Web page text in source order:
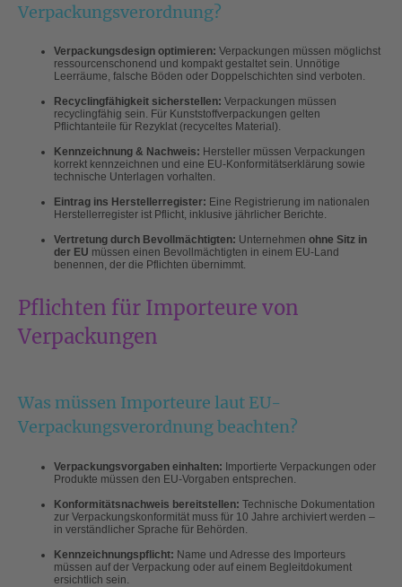
Verpackungsverordnung?
Verpackungsdesign optimieren: Verpackungen müssen möglichst
ressourcenschonend und kompakt gestaltet sein. Unnötige
Leerräume, falsche Böden oder Doppelschichten sind verboten.
Recyclingfähigkeit sicherstellen: Verpackungen müssen
recyclingfähig sein. Für Kunststoffverpackungen gelten
Pflichtanteile für Rezyklat (recyceltes Material).
Kennzeichnung & Nachweis: Hersteller müssen Verpackungen
korrekt kennzeichnen und eine EU-Konformitätserklärung sowie
technische Unterlagen vorhalten.
Eintrag ins Herstellerregister: Eine Registrierung im nationalen
Herstellerregister ist Pflicht, inklusive jährlicher Berichte.
Vertretung durch Bevollmächtigten: Unternehmen ohne Sitz in
der EU müssen einen Bevollmächtigten in einem EU-Land
benennen, der die Pflichten übernimmt.
Pflichten für Importeure von
Verpackungen
Was müssen Importeure laut EU-
Verpackungsverordnung beachten?
Verpackungsvorgaben einhalten: Importierte Verpackungen oder
Produkte müssen den EU-Vorgaben entsprechen.
Konformitätsnachweis bereitstellen: Technische Dokumentation
zur Verpackungskonformität muss für 10 Jahre archiviert werden –
in verständlicher Sprache für Behörden.
Kennzeichnungspflicht: Name und Adresse des Importeurs
müssen auf der Verpackung oder auf einem Begleitdokument
ersichtlich sein.